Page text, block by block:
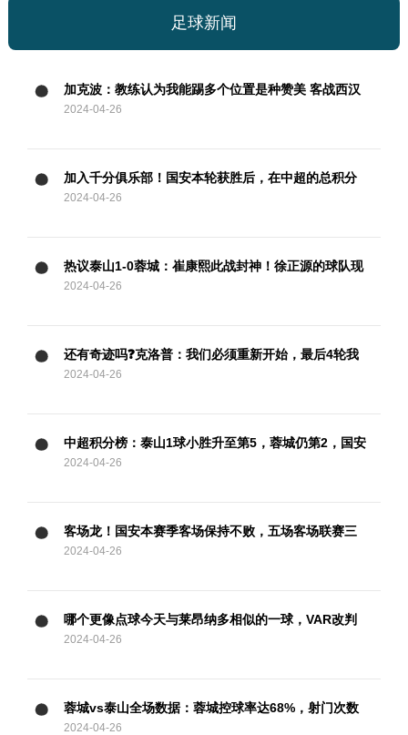
足球新闻
加克波：教练认为我能踢多个位置是种赞美 客战西汉
姆要抢分
2024-04-26
加入千分俱乐部！国安本轮获胜后，在中超的总积分
达到1001分
2024-04-26
热议泰山1-0蓉城：崔康熙此战封神！徐正源的球队现
在好像没套路
2024-04-26
还有奇迹吗❓克洛普：我们必须重新开始，最后4轮我
们要拿满12分
2024-04-26
中超积分榜：泰山1球小胜升至第5，蓉城仍第2，国安
两连胜暂升第3
2024-04-26
客场龙！国安本赛季客场保持不败，五场客场联赛三
胜两平
2024-04-26
哪个更像点球今天与莱昂纳多相似的一球，VAR改判
攻方犯规
2024-04-26
蓉城vs泰山全场数据：蓉城控球率达68%，射门次数
2024-04-26